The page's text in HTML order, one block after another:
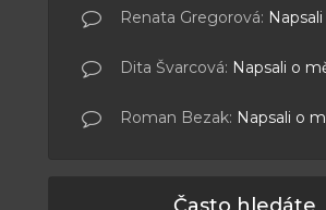
Renata Gregorová:
Dita Švarcová: Napsali o
Roman Bezak: Napsali o